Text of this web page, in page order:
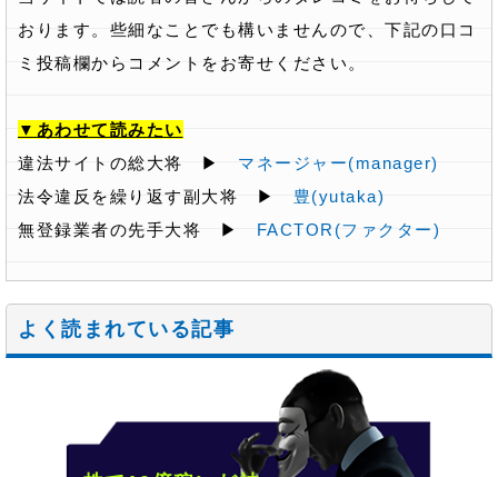
おります。些細なことでも構いませんので、下記の口コ
ミ投稿欄からコメントをお寄せください。
▼あわせて読みたい
違法サイトの総大将 ▶ マネージャー(manager)
法令違反を繰り返す副大将 ▶ 豊(yutaka)
無登録業者の先手大将 ▶ FACTOR(ファクター)
よく読まれている記事